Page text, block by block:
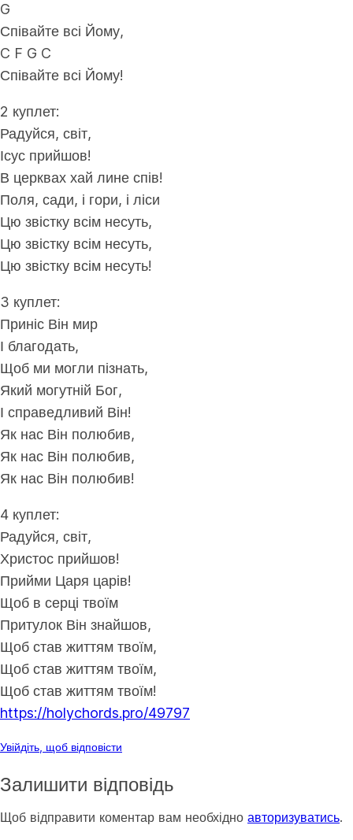
G
Співайте всі Йому,
C F G C
Співайте всі Йому!
2 куплет:
Радуйся, світ,
Ісус прийшов!
В церквах хай лине спів!
Поля, сади, і гори, і ліси
Цю звістку всім несуть,
Цю звістку всім несуть,
Цю звістку всім несуть!
3 куплет:
Приніс Він мир
І благодать,
Щоб ми могли пізнать,
Який могутній Бог,
І справедливий Він!
Як нас Він полюбив,
Як нас Він полюбив,
Як нас Він полюбив!
4 куплет:
Радуйся, світ,
Христос прийшов!
Прийми Царя царів!
Щоб в серці твоїм
Притулок Він знайшов,
Щоб став життям твоїм,
Щоб став життям твоїм,
Щоб став життям твоїм!
https://holychords.pro/49797
Увійдіть, щоб відповісти
Залишити відповідь
Щоб відправити коментар вам необхідно авторизуватись.